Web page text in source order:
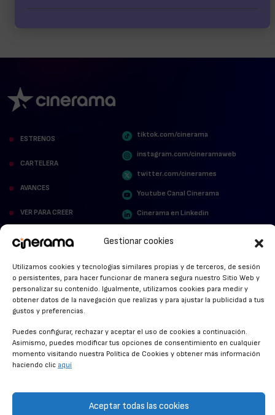
Gestionar cookies
Utilizamos cookies y tecnologías similares propias y de terceros, de sesión
o persistentes, para hacer funcionar de manera segura nuestro Sitio Web y
personalizar su contenido. Igualmente, utilizamos cookies para medir y
obtener datos de la navegación que realizas y para ajustar la publicidad a tus
gustos y preferencias.
Puedes configurar, rechazar y aceptar el uso de cookies a continuación.
Asimismo, puedes modificar tus opciones de consentimiento en cualquier
momento visitando nuestra Política de Cookies y obtener más información
haciendo clic aquí
Aceptar todas las cookies
ESTRENOS
CARTELERA
AVANCES
VER PARA CREER
MIRA QUIÉN HABLA
ALFOMBRA ROJA
ANUNCIOS DE CINE
tiktok.com/cinerama
instagram.com/cineramaweb
twitter.com/cinerames
Youtube Canal Cinerama
Cinerama en Linkedin
POLÍTICA DE PRIVACIDAD